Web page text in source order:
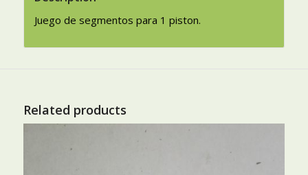
Juego de segmentos para 1 piston.
Related products